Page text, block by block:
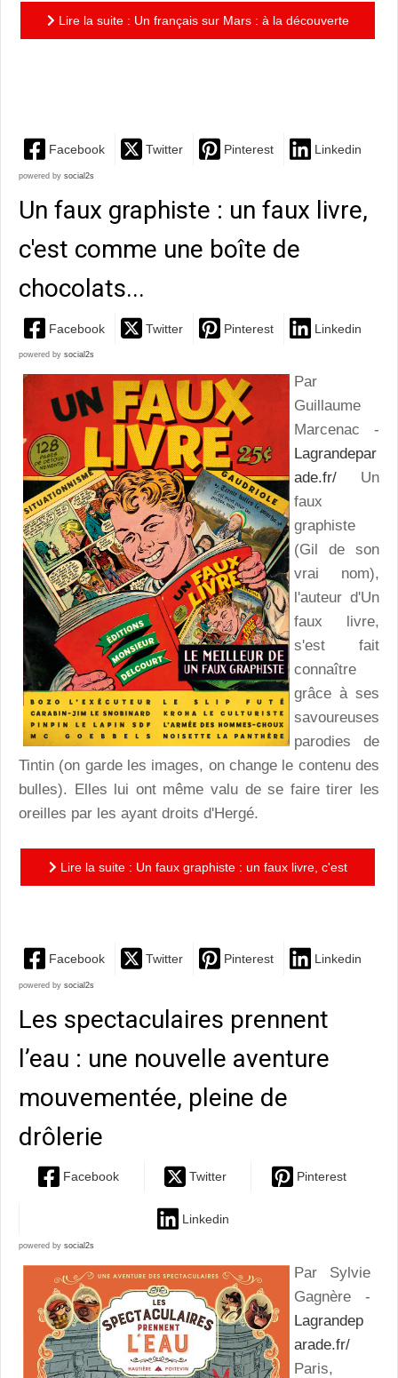
Lire la suite : Un français sur Mars : à la découverte
Facebook Twitter Pinterest Linkedin
powered by social2s
Un faux graphiste : un faux livre,
c'est comme une boîte de
chocolats...
Facebook Twitter Pinterest Linkedin
powered by social2s
Par
Guillaume
Marcenac -
Lagrandepar
ade.fr/ Un
faux
graphiste
(Gil de son
vrai nom),
l'auteur d'Un
faux livre,
s'est fait
connaître
grâce à ses
savoureuses
parodies de
Tintin (on garde les images, on change le contenu des
bulles). Elles lui ont même valu de se faire tirer les
oreilles par les ayant droits d'Hergé.
Lire la suite : Un faux graphiste : un faux livre, c'est
Facebook Twitter Pinterest Linkedin
powered by social2s
Les spectaculaires prennent
l’eau : une nouvelle aventure
mouvementée, pleine de
drôlerie
Facebook Twitter Pinterest
Linkedin
powered by social2s
Par Sylvie
Gagnère -
Lagrandep
arade.fr/
Paris,